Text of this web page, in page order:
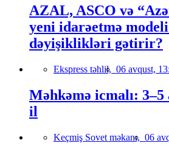
AZAL, ASCO və
yeni idarəetmə
dəyişiklikləri gətirir?
Ekspress təhlil, 06 avqust,
Məhkəmə icmalı: 3–5
il
Keçmiş Sovet məkanı, 06